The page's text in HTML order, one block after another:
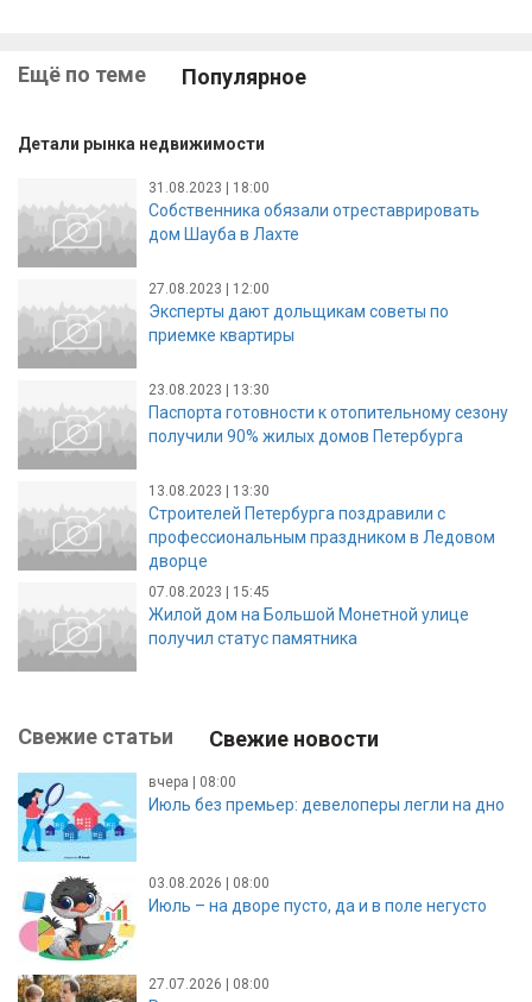
Ещё по теме Популярное
Детали рынка недвижимости
31.08.2023 | 18:00
Собственника обязали отреставрировать
дом Шауба в Лахте
27.08.2023 | 12:00
Эксперты дают дольщикам советы по
приемке квартиры
23.08.2023 | 13:30
Паспорта готовности к отопительному сезону
получили 90% жилых домов Петербурга
13.08.2023 | 13:30
Строителей Петербурга поздравили с
профессиональным праздником в Ледовом
дворце
07.08.2023 | 15:45
Жилой дом на Большой Монетной улице
получил статус памятника
Свежие статьи Свежие новости
вчера | 08:00
Июль без премьер: девелоперы легли на дно
03.08.2026 | 08:00
Июль – на дворе пусто, да и в поле негусто
27.07.2026 | 08:00